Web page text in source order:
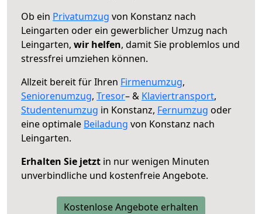
Ob ein Privatumzug von Konstanz nach
Leingarten oder ein gewerblicher Umzug nach
Leingarten, wir helfen, damit Sie problemlos und
stressfrei umziehen können.
Allzeit bereit für Ihren Firmenumzug,
Seniorenumzug, Tresor– & Klaviertransport,
Studentenumzug in Konstanz, Fernumzug oder
eine optimale Beiladung von Konstanz nach
Leingarten.
Erhalten Sie jetzt in nur wenigen Minuten
unverbindliche und kostenfreie Angebote.
Kostenlose Angebote erhalten